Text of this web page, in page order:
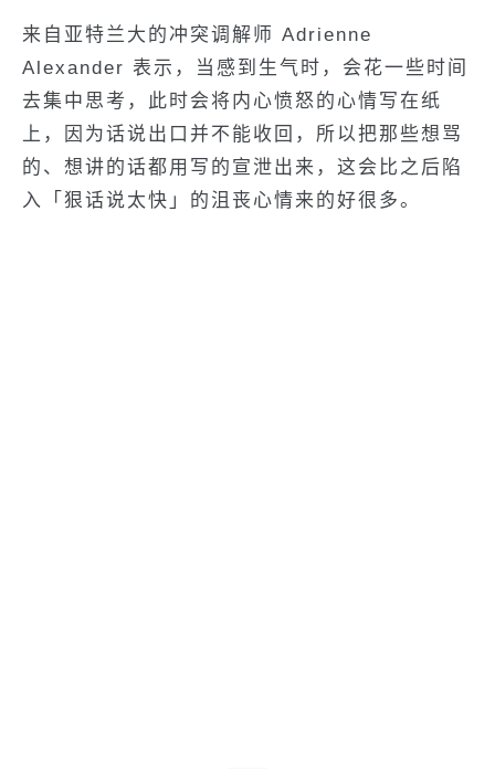
来自亚特兰大的冲突调解师 Adrienne
Alexander 表示，当感到生气时，会花一些时间
去集中思考，此时会将内心愤怒的心情写在纸
上，因为话说出口并不能收回，所以把那些想骂
的、想讲的话都用写的宣泄出来，这会比之后陷
入「狠话说太快」的沮丧心情来的好很多。